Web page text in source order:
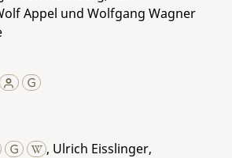
Appel und Wolfgang Wagner
, Ulrich Eisslinger,